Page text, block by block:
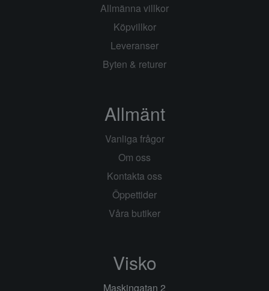
Allmänna villkor
Köpvillkor
Leveranser
Byten & returer
Allmänt
Vanliga frågor
Om oss
Kontakta oss
Öppettider
Våra butiker
Visko
Maskingatan 2